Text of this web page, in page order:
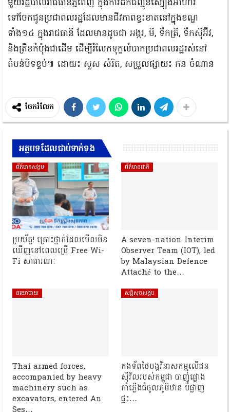
មួយរដ្ឋបាលរាជធានីភ្នំពេញ ក្នុងការដឹកជញ្ជូនស្បៀងអាហារ
ទៅចែកជូនប្រជាពលរដ្ឋដែលមានជីវភាពខ្វះខាតនៅក្នុងខណ្ឌ
ទាំង១៤ ក្នុងរាជធានី ដែលមានដូចជា អង្ករ, មី, ទឹកត្រី, ទឹកស៊ីអ៊ីវ,
និងត្រីខកំប៉ុងជាដើម ដើម្បីរំលែកទុក្ខលំបាកប្រជាពលរដ្ឋរស់នៅ
តំបន់បិទខ្ទប់៕ ដោយ៖ សួស សំរិត, សម្រួលផ្សាយ៖ កន ចំណាន
ចែករំលែក
អត្ថបទដែលជាប់ទាក់ទង
ព័ត៍មានសង្គម
ប្រយ័ត្ន! គ្រោះថ្នាក់ដែលមើលមិន
ឃើញនៅពេលប្រើ Free Wi-
Fi សាធារណៈ
ព័ត៌មានជាតិ
A seven-nation Interim
Observer Team (IOT), led
by Malaysian Defence
Attaché to the…
នយោបាយ
Thai armed forces,
accompanied by heavy
machinery such as
excavators, entered An
សន្តិសុខសង្គម
កងទ័ពថៃបង្កវិនាសកម្មលើជន
ស៊ីវិលរបស់កម្ពុជា បាញ់ផ្លោង
កាំភ្លើងធំចូលភូមិឋាន បំផ្លាញ
ផ្ទះ…